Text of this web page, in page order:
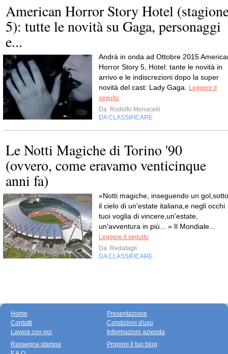
American Horror Story Hotel
5): tutte le novità su Gaga, personaggi
e...
Andrà in onda ad Ottobre 2015
Horror Story 5, Hotel: tante le novità in
arrivo e le indiscrezioni dopo la super
novità del cast: Lady Gaga.
Leggere il
seguito
Da Rodolfo Monacelli
DA CLASSIFICARE
Le Notti Magiche di Torino '90
(ovvero, come eravamo venticinque
anni fa)
«Notti magiche, inseguendo un gol,sotto
il cielo di un'estate italiana,e negli occhi
tuoi voglia di vincere,un'estate,
un'avventura in più... » Il Mondiale...
Leggere il seguito
Da Redatagli
DA CLASSIFICARE
Home
Contatti
Lavora con noi
Presentazione
Condizioni d'uso
Informazioni azienda
Rassegna stampa
Proponi il tuo blog